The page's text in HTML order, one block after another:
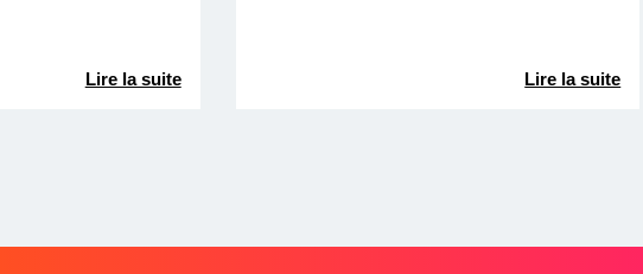
Lire la suite Lire la suite